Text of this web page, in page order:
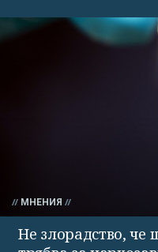
МНЕНИЯ
Не злорадство, че